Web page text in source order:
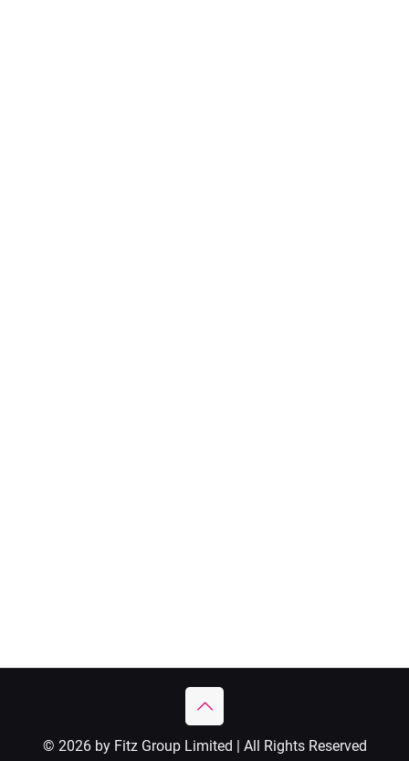
© 2026 by Fitz Group Limited | All Rights Reserved